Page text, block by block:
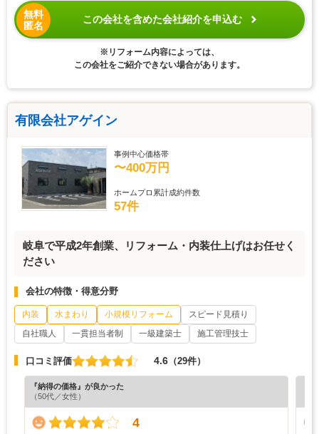
無料
匿名
この会社を含めた会社紹介を申込む
※リフォーム内容によっては、
この会社をご紹介できない場合があります。
有限会社アゲイン
事例中心価格帯
〜400万円
ホームプロ累計成約件数
57件
岐阜で平成2年創業、リフォーム・内装仕上げはお任せく
ださい
会社の特徴・得意分野
内装 水まわり 小規模リフォーム
スピード見積り
自社職人
一貫担当者制 一級建築士 施工管理技士
口コミ評価 4.6 （29件）
『納得の価格』が良かった
（50代／女性）
4